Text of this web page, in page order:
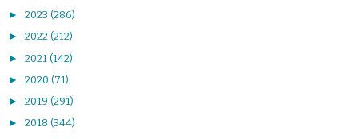
► 2023 (286)
► 2022 (212)
► 2021 (142)
► 2020 (71)
► 2019 (291)
► 2018 (344)